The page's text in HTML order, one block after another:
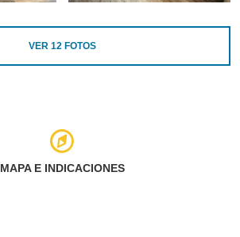
VER 12FOTOS
MAPA E INDICACIONES